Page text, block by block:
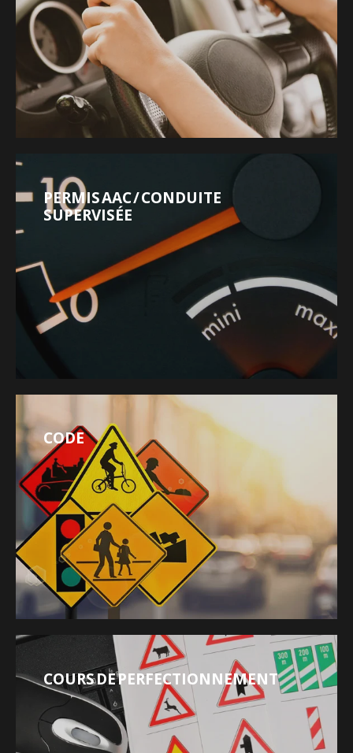
PERMIS AAC / CONDUITE
SUPERVISÉE
CODE
COURS DE PERFECTIONNEMENT